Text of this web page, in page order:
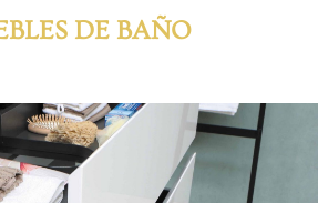
DE BAÑO